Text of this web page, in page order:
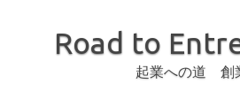
Road to
起業への道 創